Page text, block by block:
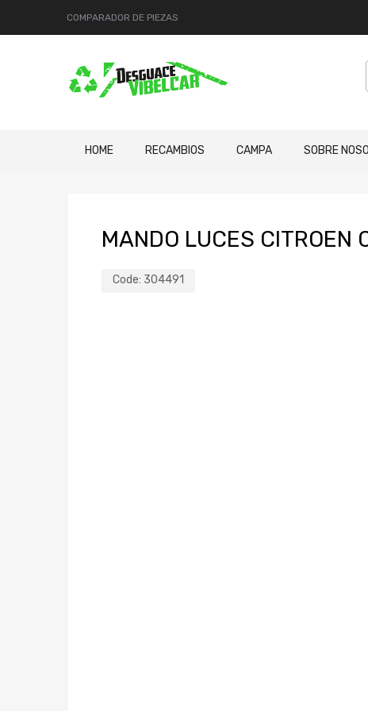
COMPARADOR DE PIEZAS
HOME RECAMBIOS CAMPA SOBRE
MANDO LUCES CITROEN
Code: 304491